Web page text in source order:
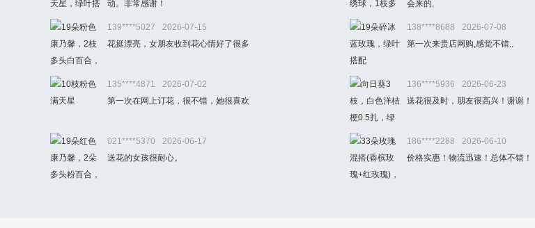
动。非常感谢！
会来的,
139****5027
2026-07-15
花挺漂亮，女朋友收到花心情好了很多
138****8688
2026-07-08
第一次来贵店网购,感觉不错..
135****4871
2026-07-02
第一次在网上订花，很不错，她很喜欢
136****5936
2026-06-23
送花很及时，朋友很高兴！谢谢！
021****5370
2026-06-17
送花的女孩很耐心。
186****2288
2026-06-10
价格实惠！物流迅速！总体不错！